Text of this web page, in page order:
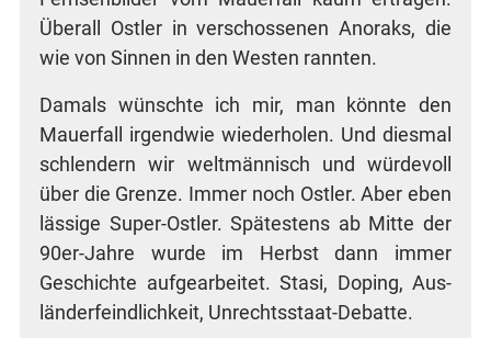
Über­all Ost­ler in ver­schos­se­nen Ano­raks, die
wie von Sin­nen in den Wes­ten rannten.
Damals wünsch­te ich mir, man könn­te den
Mau­er­fall irgend­wie wie­der­ho­len. Und dies­mal
schlen­dern wir welt­män­nisch und wür­de­voll
über die Gren­ze. Immer noch Ost­ler. Aber eben
läs­si­ge Super-Ost­ler. Spä­tes­tens ab Mit­te der
90er-Jah­re wur­de im Herbst dann immer
Geschich­te auf­ge­ar­bei­tet. Sta­si, Doping, Aus­
län­der­feind­lich­keit, Unrechtsstaat-Debatte.